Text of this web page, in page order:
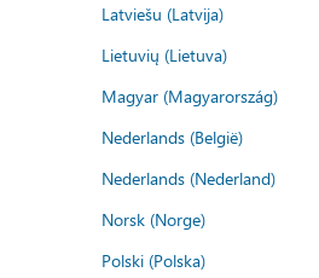
Latviešu (Latvija)
Lietuvių (Lietuva)
Magyar (Magyarország)
Nederlands (België)
Nederlands (Nederland)
Norsk (Norge)
Polski (Polska)